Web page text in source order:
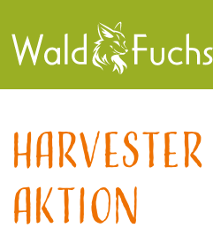
Aktion